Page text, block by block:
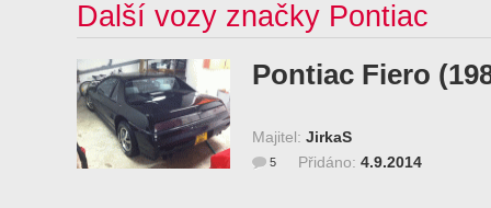
Další vozy značky Pontiac
Pontiac Fiero
Majitel: JirkaS
Přidáno: 4.9.2014
5